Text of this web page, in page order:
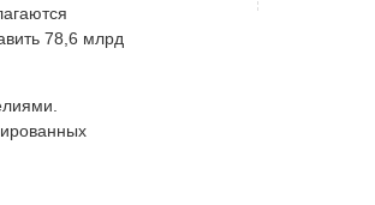
78,6 млрд